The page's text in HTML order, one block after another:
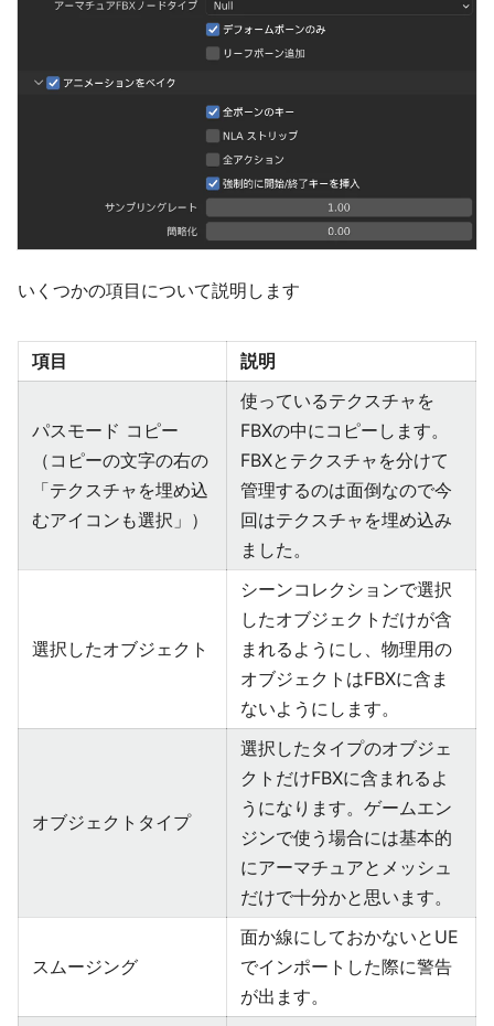
いくつかの項目について説明します
項目 説明
パスモード コピー
（コピーの文字の右の
「テクスチャを埋め込
むアイコンも選択」）
使っているテクスチャを
FBXの中にコピーします。
FBXとテクスチャを分けて
管理するのは面倒なので今
回はテクスチャを埋め込み
ました。
選択したオブジェクト
シーンコレクションで選択
したオブジェクトだけが含
まれるようにし、物理用の
オブジェクトはFBXに含ま
ないようにします。
オブジェクトタイプ
選択したタイプのオブジェ
クトだけFBXに含まれるよ
うになります。ゲームエン
ジンで使う場合には基本的
にアーマチュアとメッシュ
だけで十分かと思います。
スムージング
面か線にしておかないとUE
でインポートした際に警告
が出ます。